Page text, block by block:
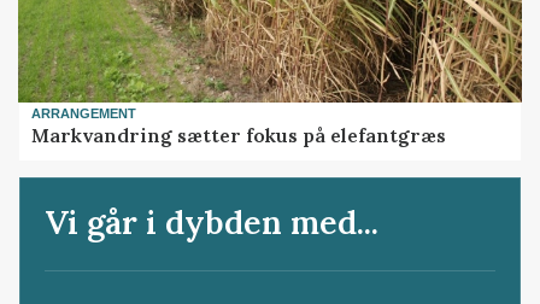
ARRANGEMENT
Markvandring sætter fokus på elefantgræs
Vi går i dybden med...